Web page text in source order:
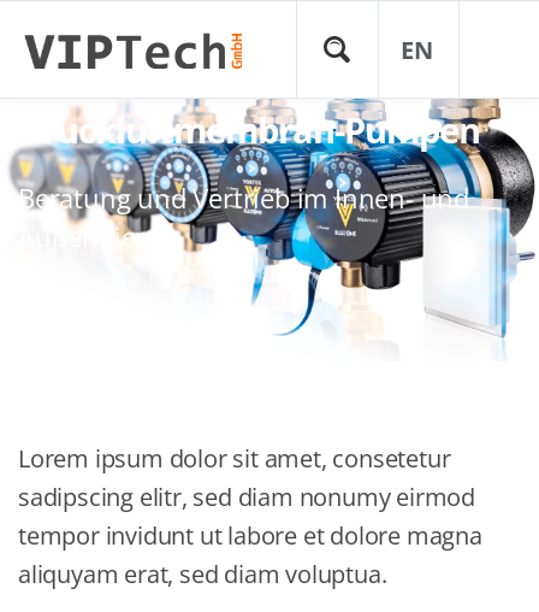
EN
Druckluftmembran-Pumpen
Beratung und Vertrieb im Innen- und
Außendienst
Lorem ipsum dolor sit amet, consetetur
sadipscing elitr, sed diam nonumy eirmod
tempor invidunt ut labore et dolore magna
aliquyam erat, sed diam voluptua.